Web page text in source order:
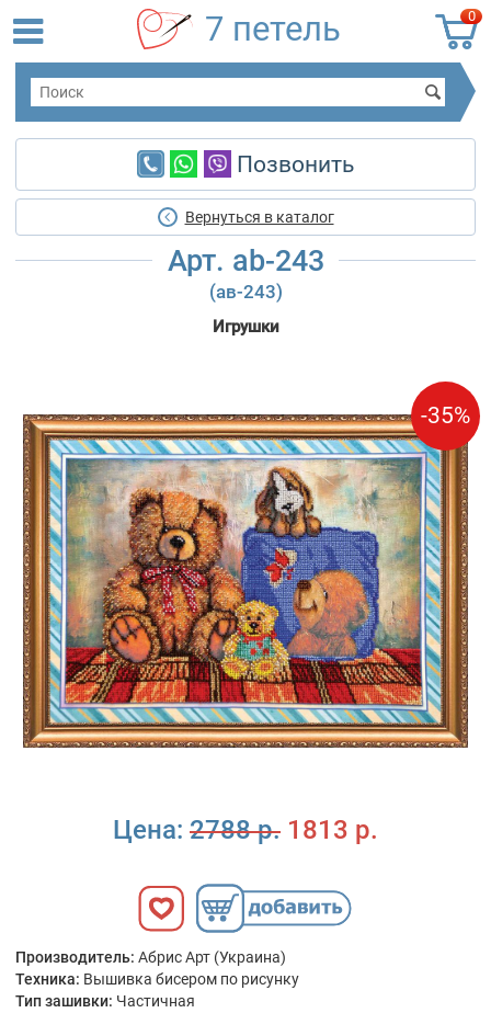
0
7 петель
Позвонить
Вернуться в каталог
Арт. ab-243
(ав-243)
Игрушки
-35%
Цена: 2788 р. 1813 р.
Производитель: Абрис Арт (Украина)
Техника: Вышивка бисером по рисунку
Тип зашивки: Частичная